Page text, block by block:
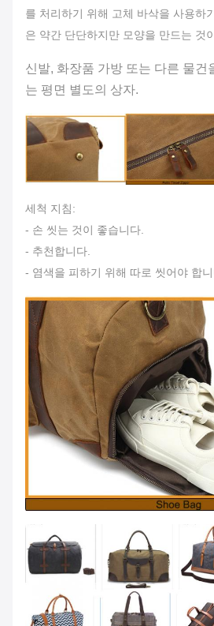
를 처리하기 위해 고체 바삭을 사용하
은 약간 단단하지만 모양을 만드는 것
신발, 화장품 가방 또는 다른 물건
는 평면 별도의 상자.
세척 지침:
- 손 씻는 것이 좋습니다.
- 추천합니다.
- 염색을 피하기 위해 따로 씻어야 합니